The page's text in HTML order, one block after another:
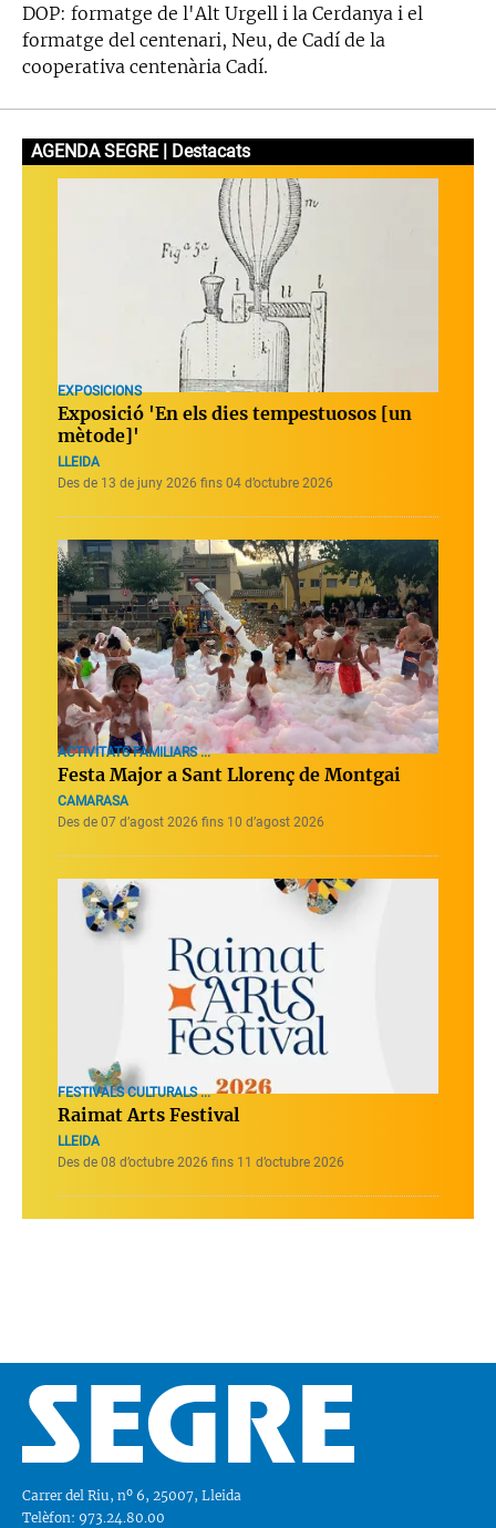
DOP: formatge de l'Alt Urgell i la Cerdanya i el
formatge del centenari, Neu, de Cadí de la
cooperativa centenària Cadí.
AGENDA SEGRE | Destacats
EXPOSICIONS
Exposició 'En els dies tempestuosos [un
mètode]'
LLEIDA
Des de 13 de juny 2026 fins 04 d’octubre 2026
ACTIVITATS FAMILIARS ...
Festa Major a Sant Llorenç de Montgai
CAMARASA
Des de 07 d’agost 2026 fins 10 d’agost 2026
FESTIVALS CULTURALS ...
Raimat Arts Festival
LLEIDA
Des de 08 d’octubre 2026 fins 11 d’octubre 2026
Carrer del Riu, nº 6, 25007, Lleida
Telèfon: 973.24.80.00